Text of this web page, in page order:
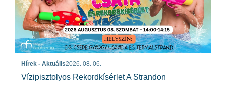
Hírek - Aktuális2026. 08. 06.
Vízipisztolyos Rekordkísérlet A Strandon